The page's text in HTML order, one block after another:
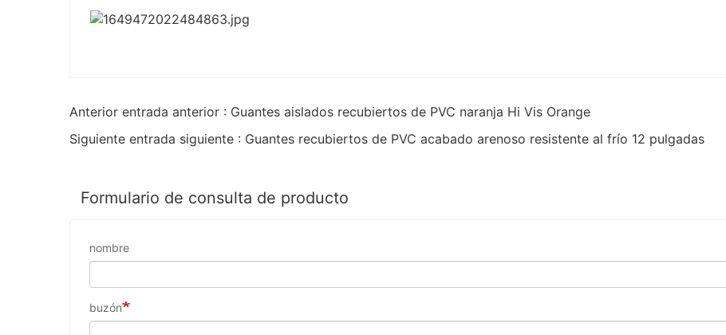
Anterior entrada anterior : Guantes aislados recubiertos de PVC naranja Hi Vis Orange
Siguiente entrada siguiente : Guantes recubiertos de PVC acabado arenoso resistente al frío 12 pulgadas
Formulario de consulta de producto
nombre
buzón